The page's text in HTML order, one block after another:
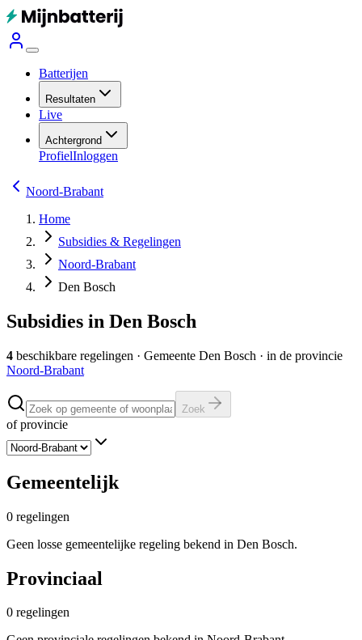
Batterijen
Resultaten
Live
Achtergrond
ProfielInloggen
Noord-Brabant
Home
Subsidies & Regelingen
Noord-Brabant
Den Bosch
Subsidies in Den Bosch
4 beschikbare regelingen · Gemeente Den Bosch · in de provincie
Noord-Brabant
Zoek
of provincie
Gemeentelijk
0 regelingen
Geen losse gemeentelijke regeling bekend in Den Bosch.
Provinciaal
0 regelingen